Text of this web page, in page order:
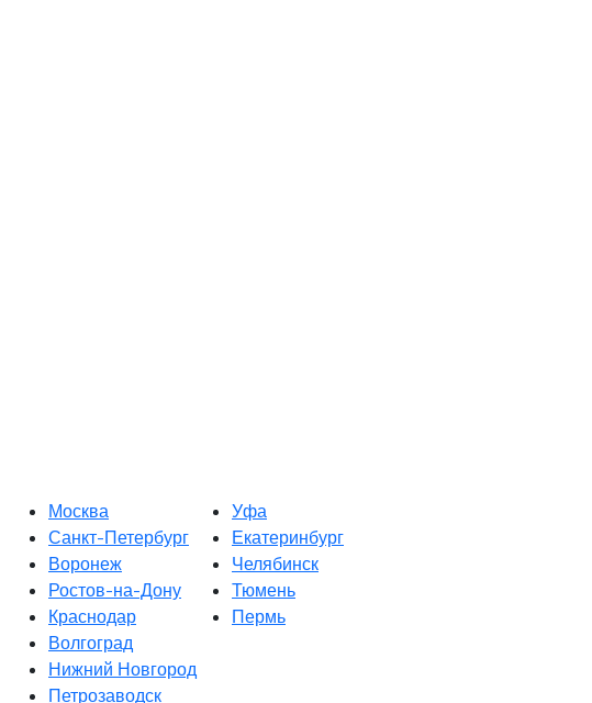
Москва
Санкт-Петербург
Воронеж
Ростов-на-Дону
Краснодар
Волгоград
Нижний Новгород
Петрозаводск
Уфа
Екатеринбург
Челябинск
Тюмень
Пермь